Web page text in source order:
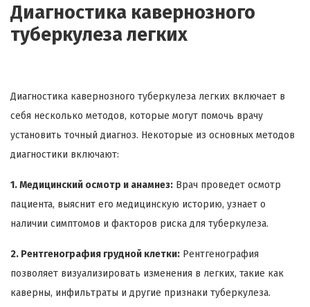
Диагностика кавернозного
туберкулеза легких
Диагностика кавернозного туберкулеза легких включает в
себя несколько методов, которые могут помочь врачу
установить точный диагноз. Некоторые из основных методов
диагностики включают:
1. Медицинский осмотр и анамнез: Врач проведет осмотр
пациента, выяснит его медицинскую историю, узнает о
наличии симптомов и факторов риска для туберкулеза.
2. Рентгенография грудной клетки: Рентгенография
позволяет визуализировать изменения в легких, такие как
каверны, инфильтраты и другие признаки туберкулеза.